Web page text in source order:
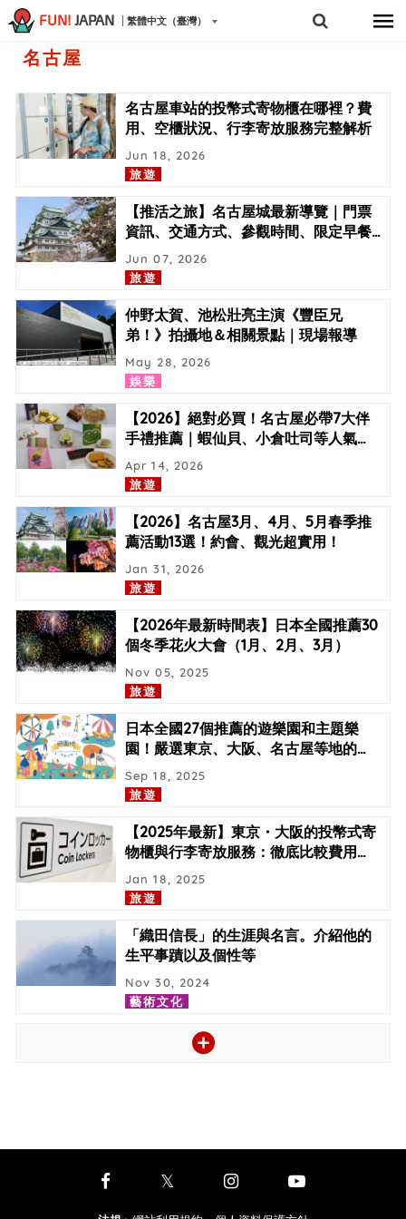
FUN! JAPAN 繁體中文（臺灣）
名古屋
名古屋車站的投幣式寄物櫃在哪裡？費
用、空櫃狀況、行李寄放服務完整解析
旅遊
Jun 18, 2026
【推活之旅】名古屋城最新導覽｜門票
資訊、交通方式、參觀時間、限定早餐…
旅遊
Jun 07, 2026
仲野太賀、池松壯亮主演《豐臣兄
弟！》拍攝地＆相關景點｜現場報導
娛樂
May 28, 2026
【2026】絕對必買！名古屋必帶7大伴
手禮推薦｜蝦仙貝、小倉吐司等人氣…
旅遊
Apr 14, 2026
【2026】名古屋3月、4月、5月春季推
薦活動13選！約會、觀光超實用！
旅遊
Jan 31, 2026
【2026年最新時間表】日本全國推薦30
個冬季花火大會（1月、2月、3月）
旅遊
Nov 05, 2025
日本全國27個推薦的遊樂園和主題樂
園！嚴選東京、大阪、名古屋等地的…
旅遊
Sep 18, 2025
【2025年最新】東京・大阪的投幣式寄
物櫃與行李寄放服務：徹底比較費用 …
旅遊
Jan 18, 2025
「織田信長」的生涯與名言。介紹他的
生平事蹟以及個性等
藝術文化
Nov 30, 2024